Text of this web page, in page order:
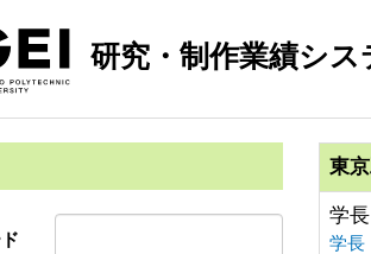
研究・制作業績シス
東
学長
学長